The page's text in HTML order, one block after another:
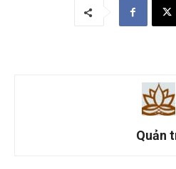
Quản